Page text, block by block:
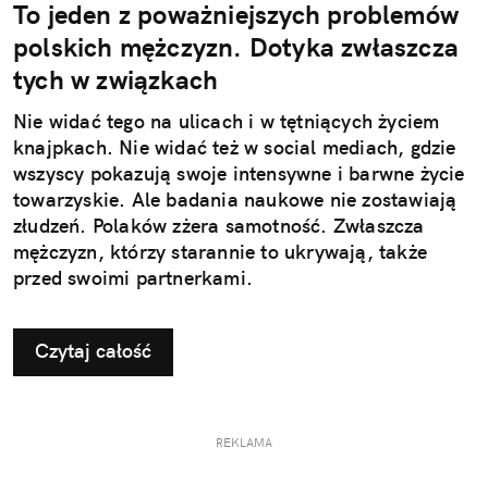
To jeden z poważniejszych problemów
polskich mężczyzn. Dotyka zwłaszcza
tych w związkach
Nie widać tego na ulicach i w tętniących życiem
knajpkach. Nie widać też w social mediach, gdzie
wszyscy pokazują swoje intensywne i barwne życie
towarzyskie. Ale badania naukowe nie zostawiają
złudzeń. Polaków zżera samotność. Zwłaszcza
mężczyzn, którzy starannie to ukrywają, także
przed swoimi partnerkami.
Czytaj całość
REKLAMA